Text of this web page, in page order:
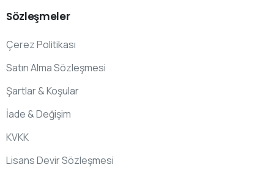
Sözleşmeler
Çerez Politikası
Satın Alma Sözleşmesi
Şartlar & Koşular
İade & Değişim
KVKK
Lisans Devir Sözleşmesi